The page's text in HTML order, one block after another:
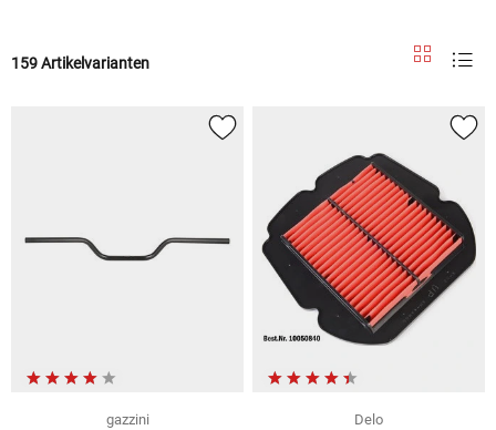
159 Artikelvarianten
gazzini
Delo